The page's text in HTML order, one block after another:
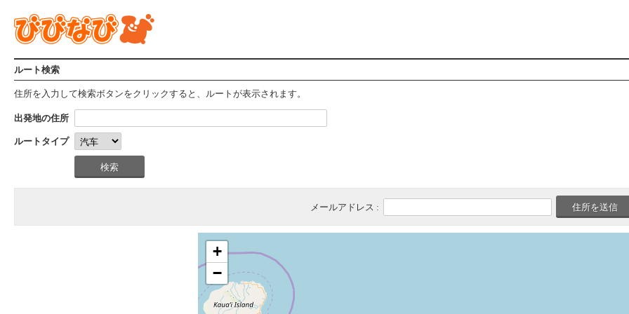
ルート検索
住所を入力して検索ボタンをクリックすると、ルートが表示されます。
出発地の住所
ルートタイプ
メールアドレス :
+
−